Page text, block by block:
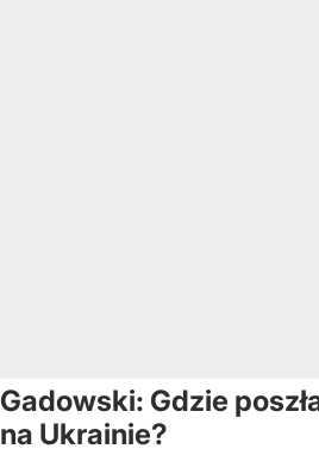
Gadowski: Gdzie
na Ukrainie?